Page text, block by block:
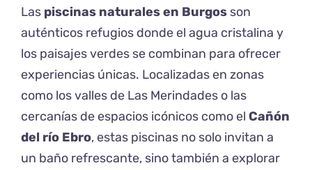
Las piscinas naturales en Burgosson
auténticos refugios donde el agua cristalina y
los paisajes verdes se combinan para ofrecer
experiencias únicas. Localizadas en zonas
como los valles de Las Merindades o las
cercanías de espacios icónicos como el Cañón
del río Ebro, estas piscinas no solo invitan a
un baño refrescante, sino también a explorar